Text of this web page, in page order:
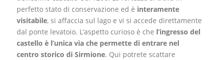
perfetto stato di conservazione ed è interamente
visitabile, si affaccia sul lago e vi si accede direttamente
dal ponte levatoio. L’aspetto curioso è che l’ingresso del
castello è l’unica via che permette di entrare nel
centro storico di Sirmione. Qui potrete scattare